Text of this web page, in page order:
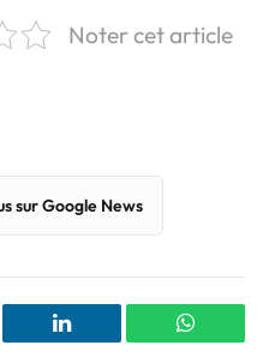
Noter cet article
sur Google News
LinkedIn